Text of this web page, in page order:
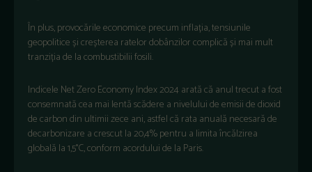
În plus, provocările economice precum inflația, tensiunile
geopolitice și creșterea ratelor dobânzilor complică și mai mult
tranziția de la combustibilii fosili.
Indicele Net Zero Economy Index 2024 arată că anul trecut a fost
consemnată cea mai lentă scădere a nivelului de emisii de dioxid
de carbon din ultimii zece ani, astfel că rata anuală necesară de
decarbonizare a crescut la 20,4% pentru a limita încălzirea
globală la 1,5°C, conform acordului de la Paris.